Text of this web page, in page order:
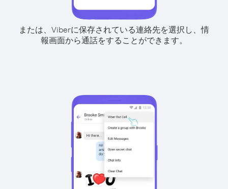
または、Viberに保存されている連絡先を選択し、情
報画面から通話をすることができます。